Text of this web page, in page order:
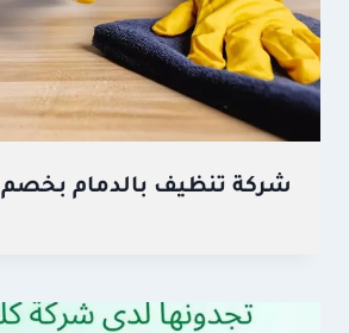
شركة تنظيف بالدمام بخصم 40%